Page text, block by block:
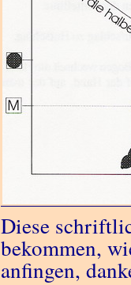
Diese
bekommen,
anfingen,